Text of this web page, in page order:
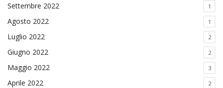
Settembre 2022 1
Agosto 2022 1
Luglio 2022 2
Giugno 2022 2
Maggio 2022 3
Aprile 2022 2